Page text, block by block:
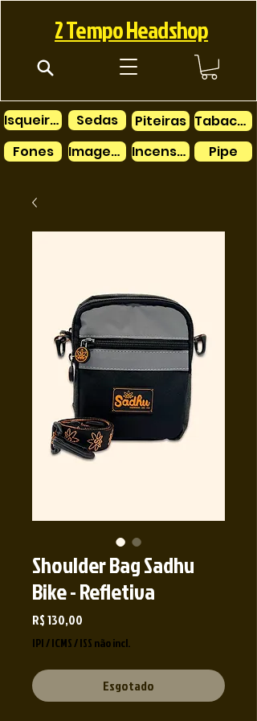
2 Tempo Headshop
Isqueiros
Fones
Sedas
Imagens
Piteiras
Tabacos
Incensos
Pipe
Shoulder Bag Sadhu
Bike - Refletiva
R$ 130,00
IPI / ICMS / ISS não incl.
Esgotado